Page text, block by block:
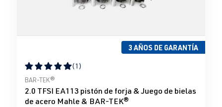
3 AÑOS DE GARANTÍA
Calificación promedio de 5 de 5 estrellas
(1)
BAR-TEK®
2.0 TFSI EA113 pistón de forja & Juego de bielas
de acero Mahle & BAR-TEK®